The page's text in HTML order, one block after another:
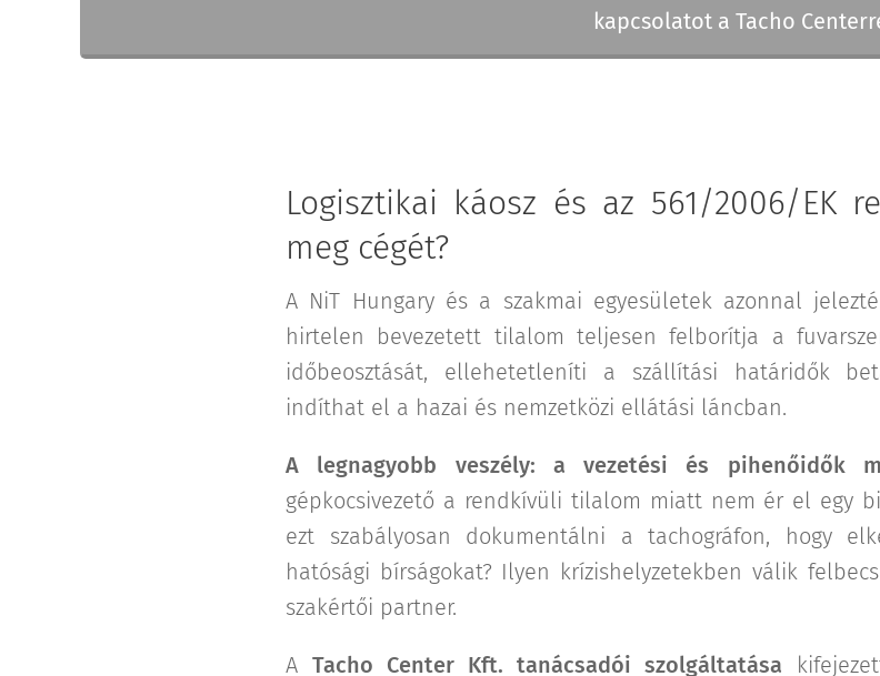
kapcsolatot a Tacho
Logisztikai káosz és az 561/2006/EK
meg cégét?
A NiT Hungary és a szakmai egyesületek azonnal
hirtelen bevezetett tilalom teljesen felborítja a
időbeosztását, ellehetetleníti a szállítási határidők
indíthat el a hazai és nemzetközi ellátási láncban.
A legnagyobb veszély: a vezetési és pihenőidők
gépkocsivezető a rendkívüli tilalom miatt nem ér el egy
ezt szabályosan dokumentálni a tachográfon, hogy
hatósági bírságokat? Ilyen krízishelyzetekben válik
szakértői partner.
A Tacho Center Kft. tanácsadói szolgáltatása